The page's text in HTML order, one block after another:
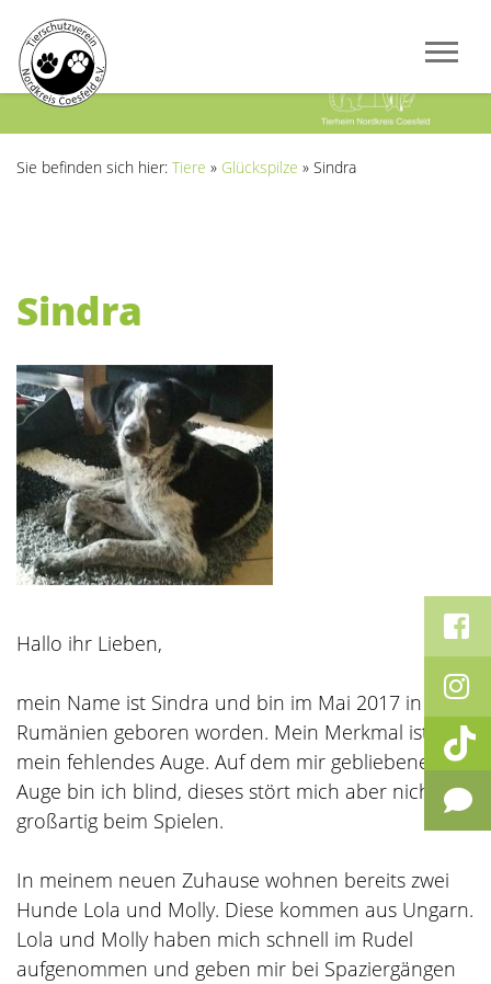
Sie befinden sich hier: Tiere » Glückspilze » Sindra
Sindra
Hallo ihr Lieben,
mein Name ist Sindra und bin im Mai 2017 in
Rumänien geboren worden. Mein Merkmal ist
mein fehlendes Auge. Auf dem mir gebliebenen
Auge bin ich blind, dieses stört mich aber nicht
großartig beim Spielen.
In meinem neuen Zuhause wohnen bereits zwei
Hunde Lola und Molly. Diese kommen aus Ungarn.
Lola und Molly haben mich schnell im Rudel
aufgenommen und geben mir bei Spaziergängen